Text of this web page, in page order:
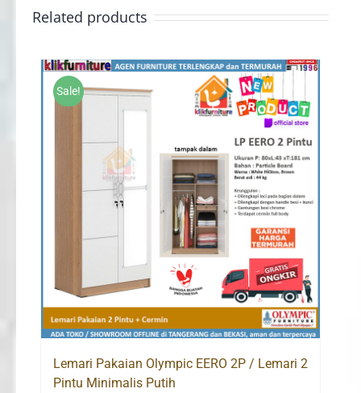
Related products
Sale!
Lemari Pakaian Olympic EERO 2P / Lemari 2
Pintu Minimalis Putih